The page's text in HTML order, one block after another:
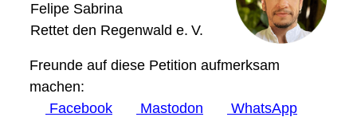
Felipe Sabrina
Rettet den Regenwald e. V.
Freunde auf diese Petition aufmerksam
machen:
Facebook
Mastodon
WhatsApp